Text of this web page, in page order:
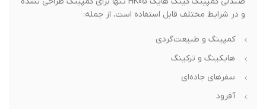
و در شرایط مختلف قابل استفاده است، از جمله:
کمپینگ و طبیعت‌گردی
هایکینگ و ترکینگ
سفرهای جاده‌ای
آفرود